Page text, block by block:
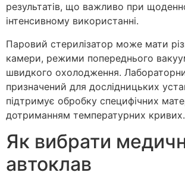
результатів, що важливо при
інтенсивному використанні.
Паровий стерилізатор може мати
камери, режими попереднього
швидкого охолодження.
призначений для дослідницьких
підтримує обробку специфічних
дотриманням температурних кривих.
Як вибрати
автоклав